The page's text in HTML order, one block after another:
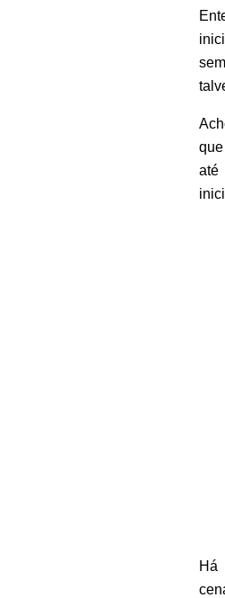
até
Há